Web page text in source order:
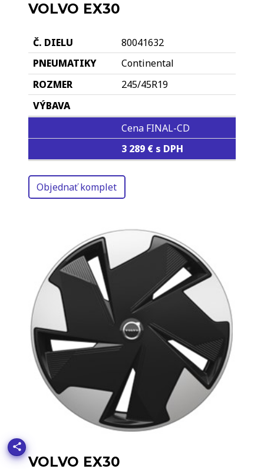
VOLVO EX30
80041632
Continental
245/45R19
Cena FINAL-CD
3 289 € s DPH
Objednať komplet
VOLVO EX30